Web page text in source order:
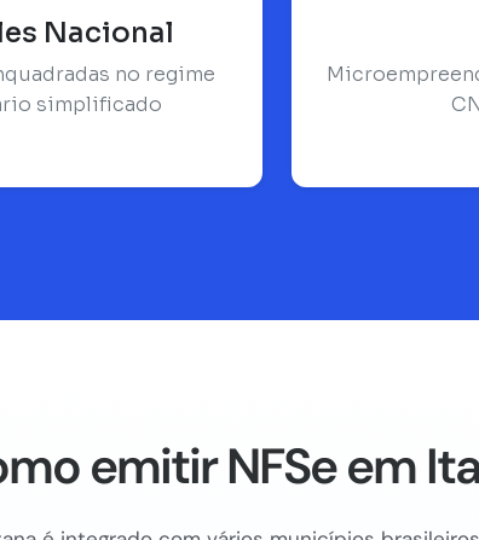
Nacional
no regime
simplificado
emitir NFSe em